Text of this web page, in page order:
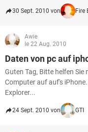
30 Sept. 2010 von Fire
Awie
le 22 Aug. 2010
Daten von pc auf
Guten Tag, Bitte helfen
Computer auf auf's
Explorer...
24 Sept. 2010 von GTI